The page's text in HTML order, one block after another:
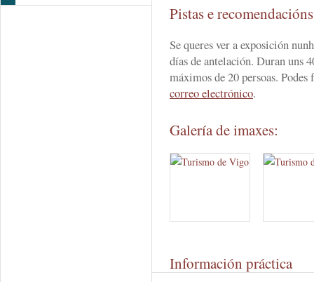
Pistas e
Se queres ver a exposición
días de antelación. Duran uns
máximos de 20 persoas.
correo electrónico.
Galería de imaxes:
Información práctica